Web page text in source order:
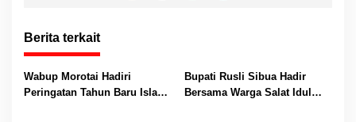
Berita terkait
Wabup Morotai Hadiri
Peringatan Tahun Baru Islam
Bupati Rusli Sibua Hadir
Bersama Warga Salat Idul